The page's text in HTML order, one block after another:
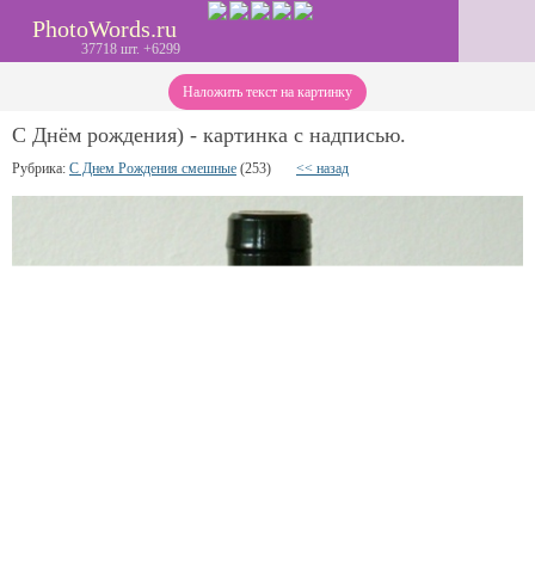
PhotoWords.ru
37718 шт. +6299
Наложить текст на картинку
С Днём рождения) - картинка с надписью.
Рубрика: С Днем Рождения смешные (253) << назад